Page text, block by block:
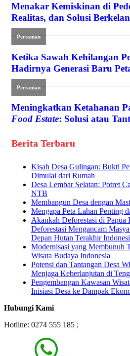
Menakar Kemiskinan di
Realitas, dan Solusi
Pertanian
Ketika Sawah Kehilangan
Hadirnya Generasi Baru
Pertanian
Meningkatkan Ketahanan
Food Estate: Solusi atau
Berita Terbaru
Kisah Desa Gulingan: Bukti
Dimulai dari Rumah
Desa Lembar Selatan: Potret
NTB
Membangun Desa dengan
Mengapa Peta Lahan Penting
Akankah Deforestasi di Papua
Deforestasi Mengancam
Depan Hutan Terakhir
Modernisasi yang Membunuh
Wisata Budaya Indonesia
Potensi dan Tantangan Desa
Menjaga Keberlanjutan di
Pengembangan Kawasan
Inisiasi Desa ke Dampak
Hubungi Kami
Hotline: 0274 555 185 ;